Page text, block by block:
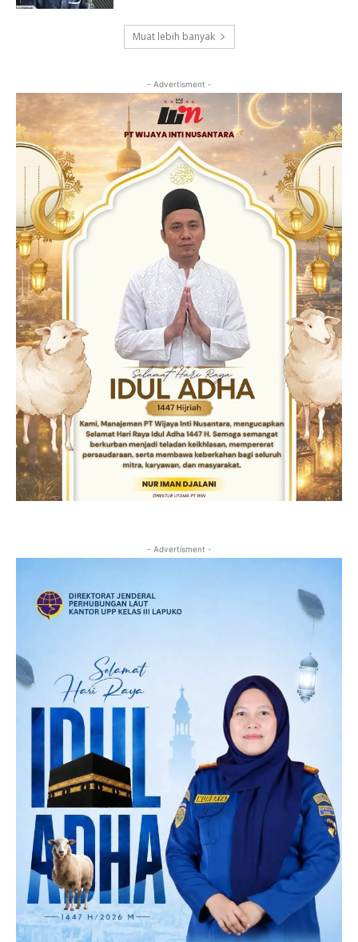
Muat lebih banyak
- Advertisment -
- Advertisment -